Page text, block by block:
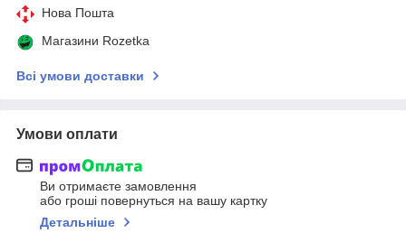
Нова Пошта
Магазини Rozetka
Всі умови доставки
Умови оплати
Ви отримаєте замовлення
або гроші повернуться на вашу картку
Детальніше